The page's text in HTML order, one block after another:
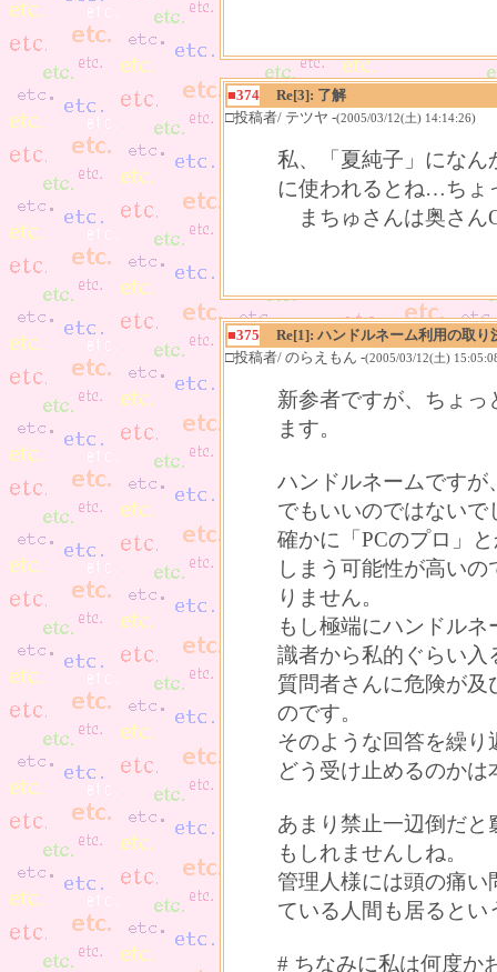
■374
Re[3]: 了解
□投稿者/ テツヤ -(2005/03/12(土) 14:14:26)
私、「夏純子」にな
に使われるとね…ち
まちゅさんは奥さん
■375
Re[1]: ハンドルネーム利用の取り
□投稿者/ のらえもん -(2005/03/12(土)
新参者ですが、ちょ
ます。
ハンドルネームですが
でもいいのではないで
確かに「PCのプロ」
しまう可能性が高い
りません。
もし極端にハンドル
識者から私的ぐらい入
質問者さんに危険が
のです。
そのような回答を繰
どう受け止めるのか
あまり禁止一辺倒だ
もしれませんしね。
管理人様には頭の痛い
ている人間も居ると
# ちなみに私は何度か